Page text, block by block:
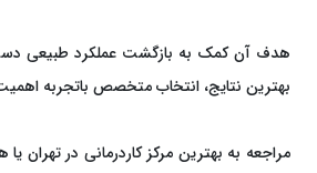
هدف آن کمک به بازگشت عملکرد طبیعی دست و
بهترین نتایج، انتخاب متخصص باتجربه
مراجعه به بهترین مرکز کاردرمانی در